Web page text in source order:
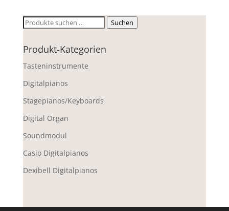
Suchen
Suchen
Produkt-Kategorien
Tasteninstrumente
Digitalpianos
Stagepianos/Keyboards
Digital Organ
Soundmodul
Casio Digitalpianos
Dexibell Digitalpianos